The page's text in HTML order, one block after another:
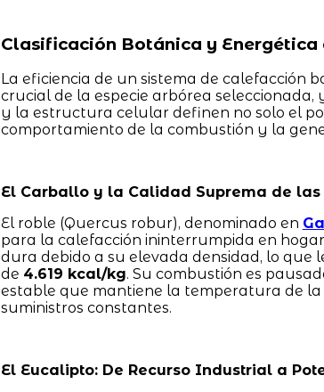
Clasificación Botánica y Energética
La eficiencia de un sistema de calefacción
crucial de la especie arbórea
y la estructura celular definen no solo el
comportamiento de la combustión y la
El Carballo y la Calidad Suprema de
El roble (Quercus robur), denominado en
para la calefacción ininterrumpida en
dura debido a su elevada densidad, lo
de 4.619 kcal/kg. Su combustión es
estable que mantiene la temperatura de
suministros constantes.
El Eucalipto: De Recurso Industrial a